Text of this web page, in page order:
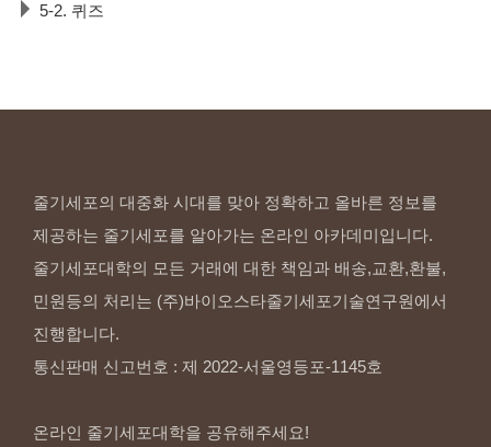
5-2. 퀴즈
줄기세포의 대중화 시대를 맞아 정확하고 올바른 정보를
제공하는 줄기세포를 알아가는 온라인 아카데미입니다.
줄기세포대학의 모든 거래에 대한 책임과 배송,교환,환불,
민원등의 처리는 (주)바이오스타줄기세포기술연구원에서
진행합니다.
통신판매 신고번호 : 제 2022-서울영등포-1145호
온라인 줄기세포대학을 공유해주세요!